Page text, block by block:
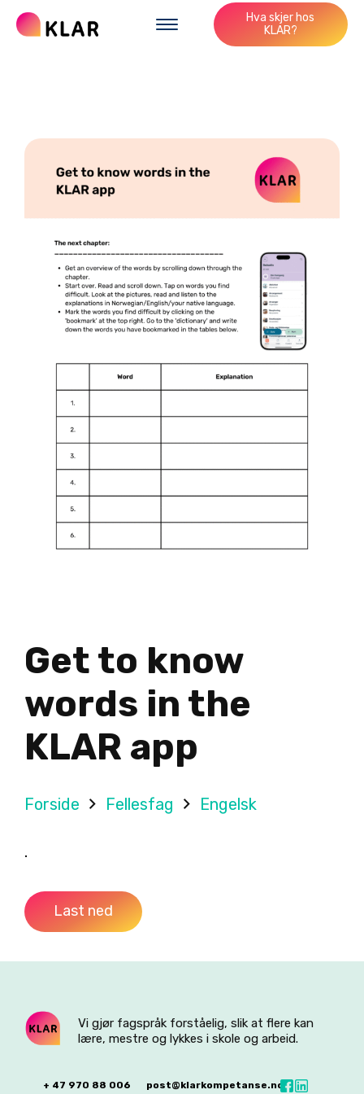
Hva skjer hos
KLAR?
Get to know
words in the
KLAR app
Forside Fellesfag Engelsk
.
Last ned
Vi gjør fagspråk forståelig, slik at flere kan
lære, mestre og lykkes i skole og arbeid.
+ 47 970 88 006 post@klarkompetanse.no